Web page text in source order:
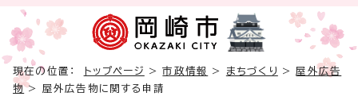
現在の位置： トップページ >市政情報 > まちづくり >屋外広告
物> 屋外広告物に関する申請